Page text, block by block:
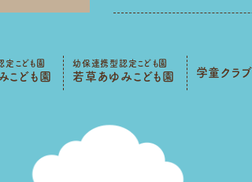
こども園
こども園
幼保連携型認定こども園
若草あゆみこども園 学童クラブ